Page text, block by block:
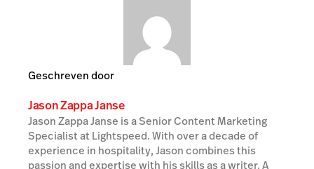
Geschreven door
Jason Zappa Janse
Jason Zappa Janse is a Senior Content Marketing
Specialist at Lightspeed. With over a decade of
experience in hospitality, Jason combines this
passion and expertise with his skills as a writer. A